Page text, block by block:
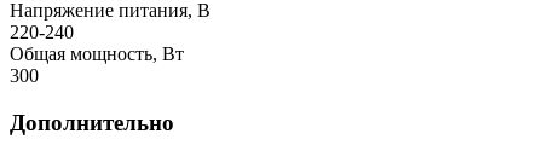
Напряжение питания, В
220-240
Общая мощность, Вт
300
Дополнительно